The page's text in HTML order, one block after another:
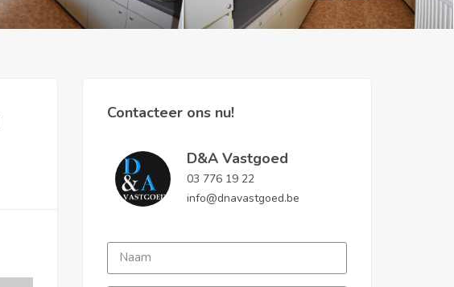
Contacteer ons nu!
D&A Vastgoed
03 776 19 22
info@dnavastgoed.be